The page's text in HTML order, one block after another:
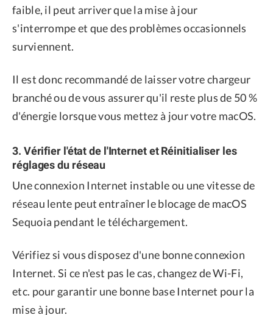
faible, il peut arriver que la mise à jour
s'interrompe et que des problèmes occasionnels
surviennent.
Il est donc recommandé de laisser votre chargeur
branché ou de vous assurer qu'il reste plus de 50 %
d'énergie lorsque vous mettez à jour votre macOS.
3. Vérifier l'état de l'Internet et Réinitialiser les
réglages du réseau
Une connexion Internet instable ou une vitesse de
réseau lente peut entraîner le blocage de macOS
Sequoia pendant le téléchargement.
Vérifiez si vous disposez d'une bonne connexion
Internet. Si ce n'est pas le cas, changez de Wi-Fi,
etc. pour garantir une bonne base Internet pour la
mise à jour.